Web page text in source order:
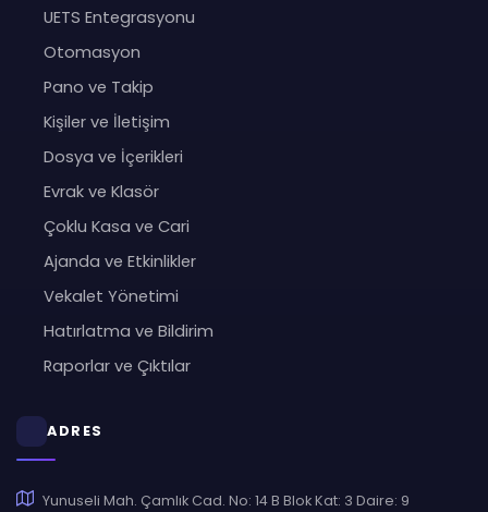
UETS Entegrasyonu
Otomasyon
Pano ve Takip
Kişiler ve İletişim
Dosya ve İçerikleri
Evrak ve Klasör
Çoklu Kasa ve Cari
Ajanda ve Etkinlikler
Vekalet Yönetimi
Hatırlatma ve Bildirim
Raporlar ve Çıktılar
ADRES
Yunuseli Mah. Çamlık Cad. No: 14 B Blok Kat: 3 Daire: 9